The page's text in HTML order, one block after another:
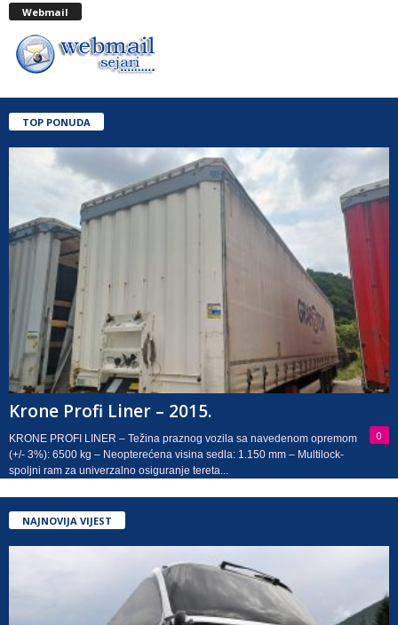
Webmail
TOP PONUDA
Krone Profi Liner – 2015.
0
KRONE PROFI LINER – Težina praznog vozila sa navedenom opremom
(+/- 3%): 6500 kg – Neopterećena visina sedla: 1.150 mm – Multilock-
spoljni ram za univerzalno osiguranje tereta...
NAJNOVIJA VIJEST